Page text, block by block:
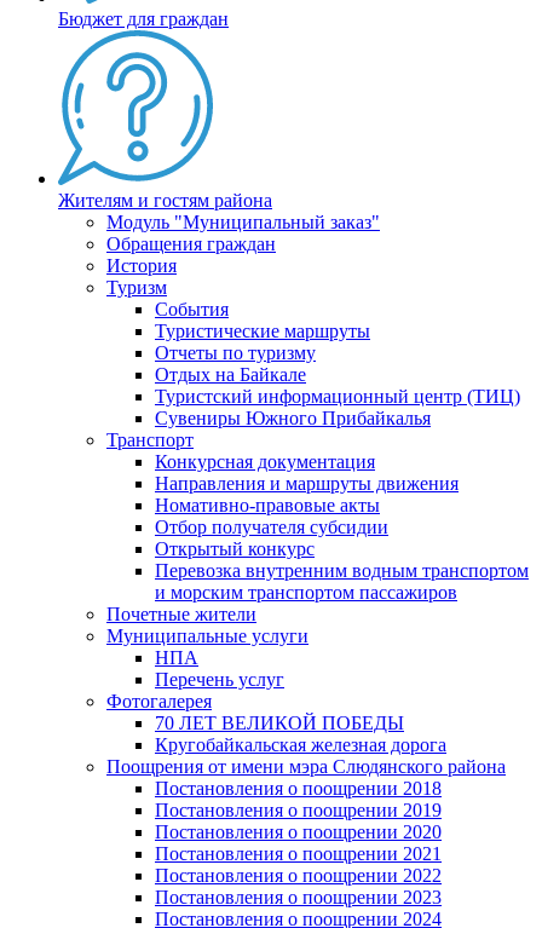
Бюджет для граждан
Жителям и гостям района
Модуль "Муниципальный заказ"
Обращения граждан
История
Туризм
События
Туристические маршруты
Отчеты по туризму
Отдых на Байкале
Туристский информационный центр (ТИЦ)
Сувениры Южного Прибайкалья
Транспорт
Конкурсная документация
Направления и маршруты движения
Номативно-правовые акты
Отбор получателя субсидии
Открытый конкурс
Перевозка внутренним водным транспортом
и морским транспортом пассажиров
Почетные жители
Муниципальные услуги
НПА
Перечень услуг
Фотогалерея
70 ЛЕТ ВЕЛИКОЙ ПОБЕДЫ
Кругобайкальская железная дорога
Поощрения от имени мэра Слюдянского района
Постановления о поощрении 2018
Постановления о поощрении 2019
Постановления о поощрении 2020
Постановления о поощрении 2021
Постановления о поощрении 2022
Постановления о поощрении 2023
Постановления о поощрении 2024